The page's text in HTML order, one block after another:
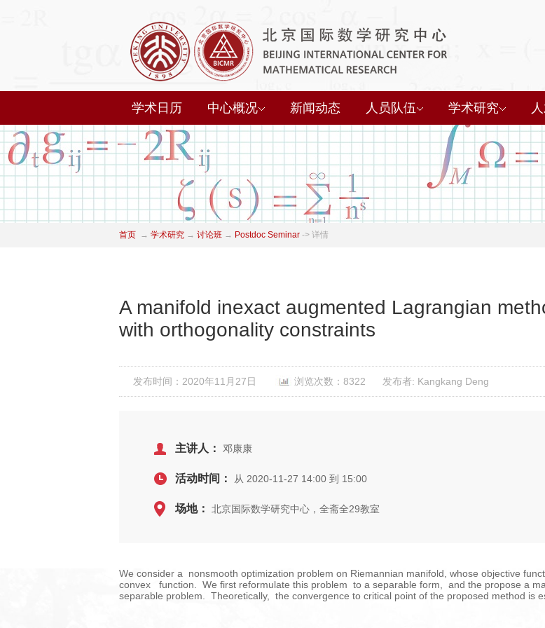
学术日历 中心概况 新闻动态 人员队伍 学术研究
首页 → 学术研究 → 讨论班 → Postdoc Seminar -> 详情
A manifold inexact augmented Lagrangian
with orthogonality constraints
发布时间：2020年11月27日 浏览次数：8322 发布者: Kangkang Deng
主讲人： 邓康康
活动时间： 从 2020-11-27 14:00 到 15:00
场地： 北京国际数学研究中心，全斋全29教室
We consider a nonsmooth optimization problem on Riemannian manifold, whose objective
convex function. We first reformulate this problem to a separable form, and the propose a
separable problem. Theoretically, the convergence to critical point of the proposed method is